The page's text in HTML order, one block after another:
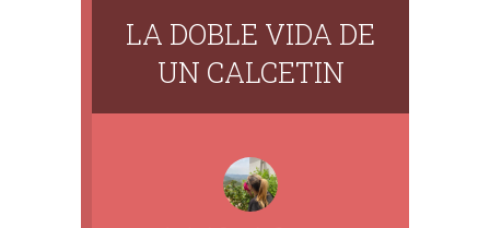
LA DOBLE VIDA DE
UN CALCETIN